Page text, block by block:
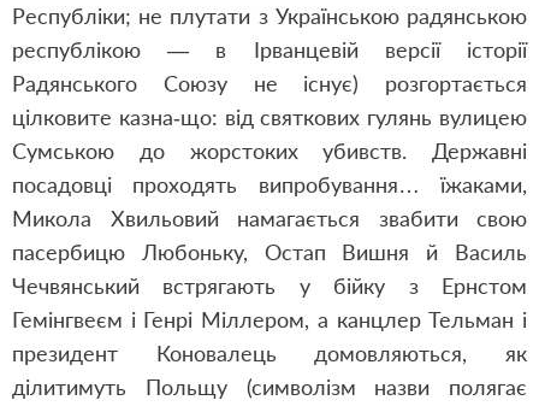
Республіки; не плутати з Українською радянською
республікою — в Ірванцевій версії історії
Радянського Союзу не існує) розгортається
цілковите казна‑що: від святкових гулянь вулицею
Сумською до жорстоких убивств. Державні
посадовці проходять випробування… їжаками,
Микола Хвильовий намагається звабити свою
пасербицю Любоньку, Остап Вишня й Василь
Чечвянський встрягають у бійку з Ернстом
Гемінгвеєм і Генрі Міллером, а канцлер Тельман і
президент Коновалець домовляються, як
ділитимуть Польщу (символізм назви полягає